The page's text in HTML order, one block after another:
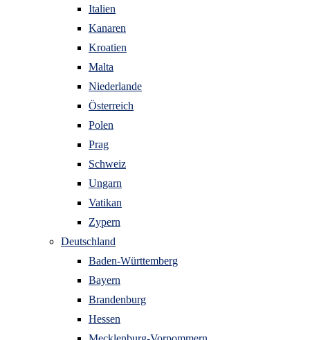
Italien
Kanaren
Kroatien
Malta
Niederlande
Österreich
Polen
Prag
Schweiz
Ungarn
Vatikan
Zypern
Deutschland
Baden-Württemberg
Bayern
Brandenburg
Hessen